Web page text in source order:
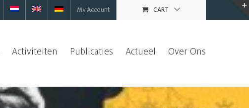
My Account CART
Activiteiten Publicaties Actueel Over Ons